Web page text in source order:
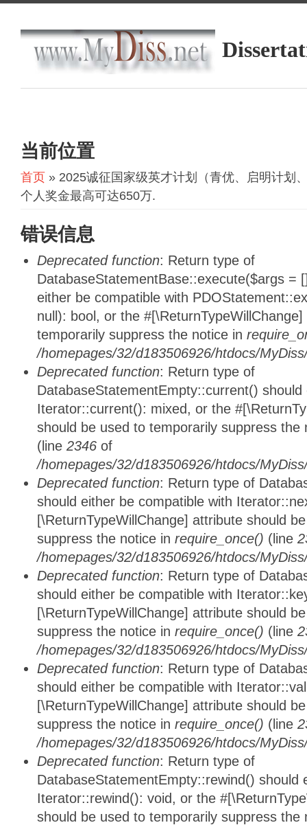
当前位置
首页 » 2025诚征国家级英才计划（青优、启明计划
个人奖金最高可达650万.
错误信息
Deprecated function: Return type of
DatabaseStatementBase::execute($args =
either be compatible with
null): bool, or the
temporarily suppress the notice in
/homepages/32/d183506926/htdocs/
Deprecated function: Return type of
DatabaseStatementEmpty::current()
Iterator::current(): mixed, or the
should be used to temporarily suppress
(line 2346 of
/homepages/32/d183506926/htdocs/
Deprecated function: Return type of
should either be compatible with
[\ReturnTypeWillChange] attribute should
suppress the notice in require_once() (line
/homepages/32/d183506926/htdocs/
Deprecated function: Return type of
should either be compatible with
[\ReturnTypeWillChange] attribute should
suppress the notice in require_once() (line
/homepages/32/d183506926/htdocs/
Deprecated function: Return type of
should either be compatible with
[\ReturnTypeWillChange] attribute should
suppress the notice in require_once() (line
/homepages/32/d183506926/htdocs/
Deprecated function: Return type of
DatabaseStatementEmpty::rewind() should
Iterator::rewind(): void, or the
should be used to temporarily suppress